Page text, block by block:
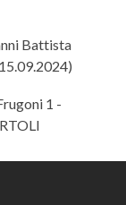
Battista
1 -